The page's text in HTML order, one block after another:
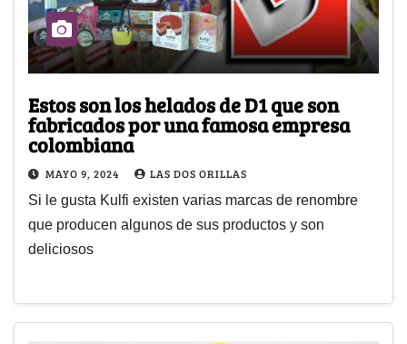
Estos son los helados de D1 que son
fabricados por una famosa empresa
colombiana
MAYO 9, 2024 LAS DOS ORILLAS
Si le gusta Kulfi existen varias marcas de renombre
que producen algunos de sus productos y son
deliciosos